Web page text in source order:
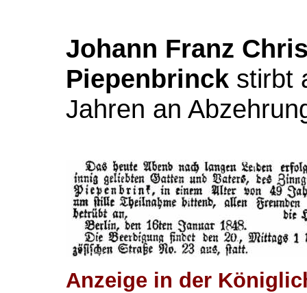
Johann Franz
Piepenbrinck stirbt
Jahren an
Anzeige in der